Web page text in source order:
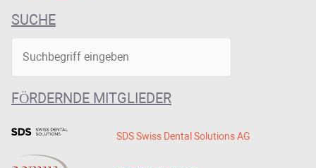
SUCHE
FÖRDERNDE MITGLIEDER
SDS Swiss Dental Solutions AG